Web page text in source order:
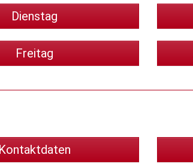
Dienstag
Freitag
Kontaktdaten